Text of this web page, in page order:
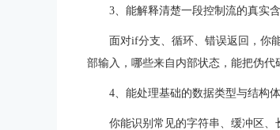
3、能解释清楚一段控制流的真实
面对if分支、循环、错误返回，你
部输入，哪些来自内部状态，能把伪代
4、能处理基础的数据类型与结构
你能识别常见的字符串、缓冲区